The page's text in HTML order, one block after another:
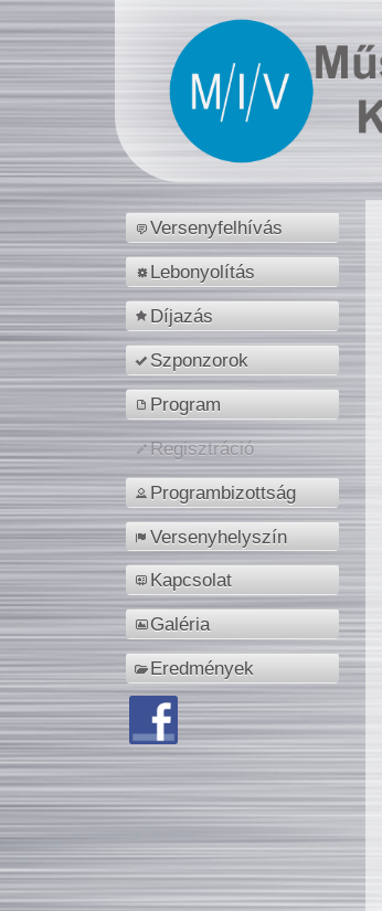
Versenyfelhívás
Lebonyolítás
Díjazás
Szponzorok
Program
Regisztráció
Programbizottság
Versenyhelyszín
Kapcsolat
Galéria
Eredmények